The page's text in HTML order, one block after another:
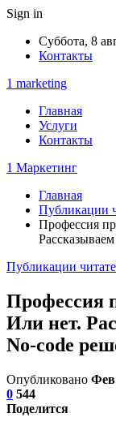
Sign in
Суббота, 8
Контакты
1 marketing
Главная
Услуги
Контакты
1 Маркетинг
Главная
Публикации
Профессия
Публикации
Профессия
Или нет.
No-code
Опубликовано Фев
0 544
Поделится